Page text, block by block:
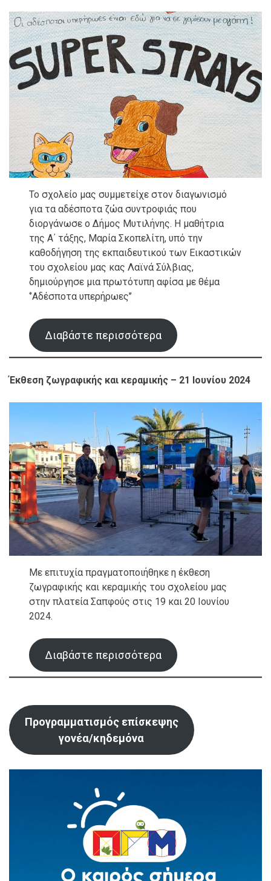
Το σχολείο μας συμμετείχε στον διαγωνισμό
για τα αδέσποτα ζώα συντροφιάς που
διοργάνωσε ο Δήμος Μυτιλήνης. Η μαθήτρια
της Α΄ τάξης, Μαρία Σκοπελίτη, υπό την
καθοδήγηση της εκπαιδευτικού των Εικαστικών
του σχολείου μας κας Λαϊνά Σύλβιας,
δημιούργησε μια πρωτότυπη αφίσα με θέμα
‘’Αδέσποτα υπερήρωες’’
Διαβάστε περισσότερα
Έκθεση ζωγραφικής και κεραμικής – 21 Ιουνίου 2024
Με επιτυχία πραγματοποιήθηκε η έκθεση
ζωγραφικής και κεραμικής του σχολείου μας
στην πλατεία Σαπφούς στις 19 και 20 Ιουνίου
2024.
Διαβάστε περισσότερα
Προγραμματισμός επίσκεψης
γονέα/κηδεμόνα